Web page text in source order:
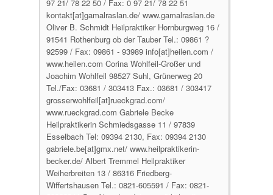
97 21/ 78 22 50 / Fax: 0 97 21/ 78 22 51
kontakt[at]gamalraslan.de/ www.gamalraslan.de
Oliver B. Schmidt Heilpraktiker Hornburgweg 16 /
91541 Rothenburg ob der Tauber Tel.: 09861 ?
92599 / Fax: 09861 - 93989 info[at]heilen.com /
www.heilen.com Corina Wohlfeil-Großer und
Joachim Wohlfeil 98527 Suhl, Grünerweg 20
Tel./Fax: 03681 / 303413 Fax.: 03681 / 303417
grosserwohlfeil[at]rueckgrad.com/
www.rueckgrad.com Gabriele Becke
Heilpraktikerin Schmiedsgasse 11 / 97839
Esselbach Tel: 09394 2130, Fax: 09394 2130
gabriele.be[at]gmx.net/ www.heilpraktikerin-
becker.de/ Albert Tremmel Heilpraktiker
Weiherbreiten 13 / 86316 Friedberg-
Wiffertshausen Tel.: 0821-605591 / Fax: 0821-